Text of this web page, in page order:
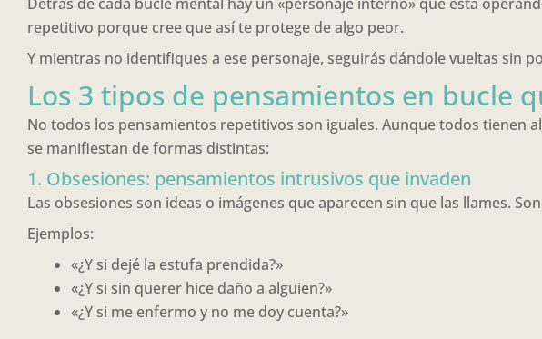
repetitivo porque cree que así te protege de algo peor.
Y mientras no identifiques a ese personaje, seguirás dándole vueltas sin
Los 3 tipos de pensamientos en bucle
No todos los pensamientos repetitivos son iguales. Aunque todos
se manifiestan de formas distintas:
1. Obsesiones: pensamientos intrusivos que invaden
Las obsesiones son ideas o imágenes que aparecen sin que las llames.
Ejemplos:
«¿Y si dejé la estufa prendida?»
«¿Y si sin querer hice daño a alguien?»
«¿Y si me enfermo y no me doy cuenta?»